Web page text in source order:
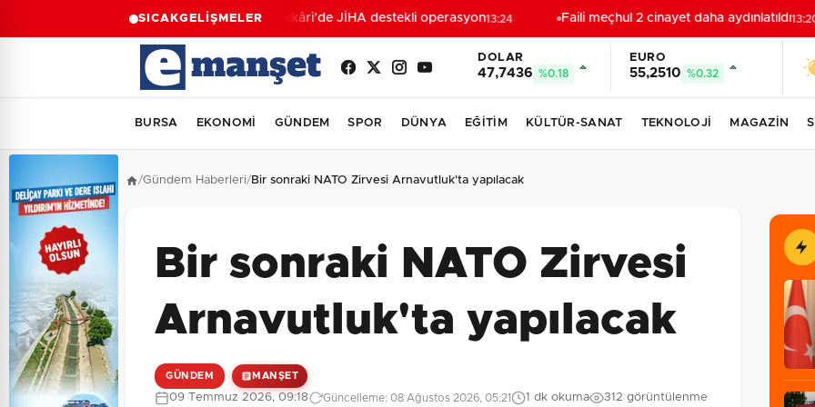
SICAKGELİŞMELERHakkâri’de JİHA destekli operasyon13:24 Faili meçhul 2 cinayet daha aydınlatıldı 13:20
DOLAR
47,7436 %0.18
EURO
55,2510 %0.32
BURSA EKONOMİ GÜNDEM SPOR DÜNYA EĞİTİM KÜLTÜR-SANAT TEKNOLOJİ MAGAZİN
/Gündem Haberleri/Bir sonraki NATO Zirvesi Arnavutluk'ta yapılacak
Bir sonraki NATO Zirvesi
Arnavutluk'ta yapılacak
GÜNDEM MANŞET
09 Temmuz 2026, 09:18 Güncelleme: 08 Ağustos 2026, 05:21 1 dk okuma 312 görüntülenme